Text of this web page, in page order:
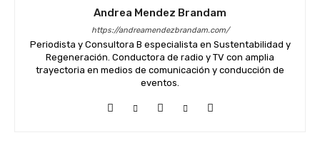
Andrea Mendez Brandam
https://andreamendezbrandam.com/
Periodista y Consultora B especialista en Sustentabilidad y
Regeneración. Conductora de radio y TV con amplia
trayectoria en medios de comunicación y conducción de
eventos.